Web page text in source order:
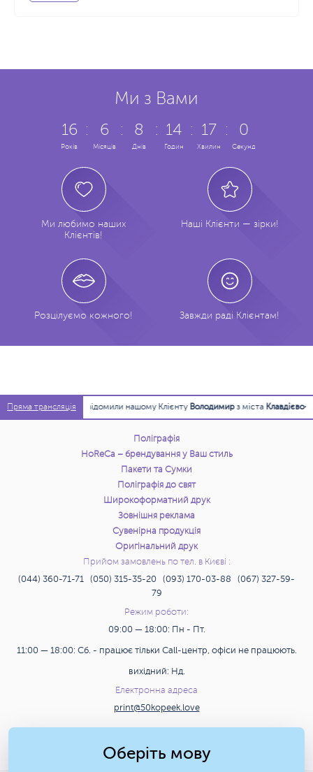
Ми з Вами
16
Років
: 6
Місяців
: 8
Днів
: 14
Годин
: 17
Хвилин
: 1
Секунда
Ми любимо наших
Клієнтів!
Наші Клієнти — зірки!
Розцілуємо кожного! Завжди раді Клієнтам!
Пряма трансляція
13:43:18 Повідомили нашому КлієнтуВолодимирз містаКлавдієво-
Поліграфія
HoReCa – брендування у Ваш стиль
Пакети та Сумки
Поліграфія до свят
Широкоформатний друк
Зовнішня реклама
Сувенірна продукція
Оригінальний друк
Прийом замовлень по тел. в Києві :
(044) 360-71-71 (050) 315-35-20 (093) 170-03-88 (067) 327-59-
79
Режим роботи:
09:00 — 18:00: Пн - Пт.
11:00 — 18:00: Сб. - працює тільки Call-центр, офіси не працюють.
вихідний: Нд.
Електронна адреса
print@50kopeek.love
Оберіть мову